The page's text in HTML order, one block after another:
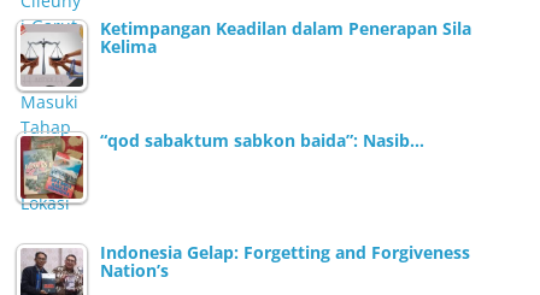
Ketimpangan Keadilan dalam Penerapan Sila
Kelima
“qod sabaktum sabkon baida”: Nasib…
Indonesia Gelap: Forgetting and Forgiveness
Nation’s